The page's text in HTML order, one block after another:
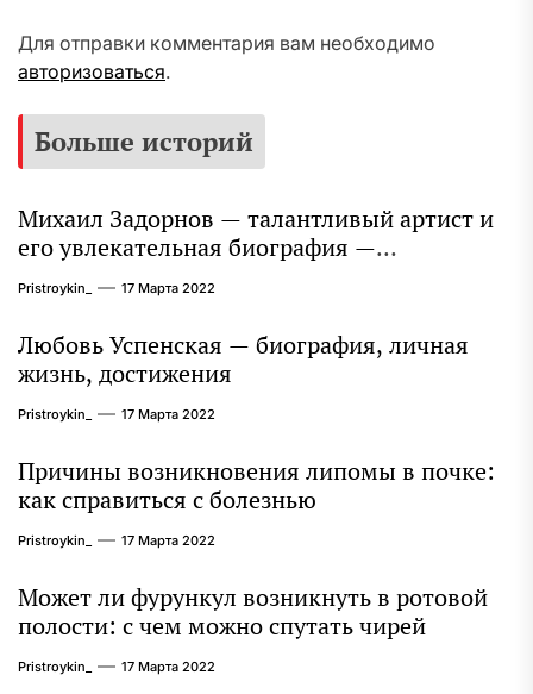
Для отправки комментария вам необходимо
авторизоваться.
Больше историй
Михаил Задорнов — талантливый артист и
его увлекательная биография —
выдающиеся достижения, известность и
интересные факты из личной жизни!
Pristroykin_ 17 Марта 2022
Любовь Успенская — биография, личная
жизнь, достижения
Pristroykin_ 17 Марта 2022
Причины возникновения липомы в почке:
как справиться с болезнью
Pristroykin_ 17 Марта 2022
Может ли фурункул возникнуть в ротовой
полости: с чем можно спутать чирей
Pristroykin_ 17 Марта 2022